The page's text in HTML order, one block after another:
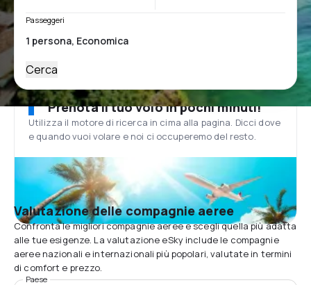
Passeggeri
Cerca
Prenota il tuo volo in pochi minuti!
Utilizza il motore di ricerca in cima alla pagina. Dicci dove
e quando vuoi volare e noi ci occuperemo del resto.
Valutazione delle compagnie aeree
Confronta le migliori compagnie aeree e scegli quella più adatta
alle tue esigenze. La valutazione eSky include le compagnie
aeree nazionali e internazionali più popolari, valutate in termini
di comfort e prezzo.
Paese